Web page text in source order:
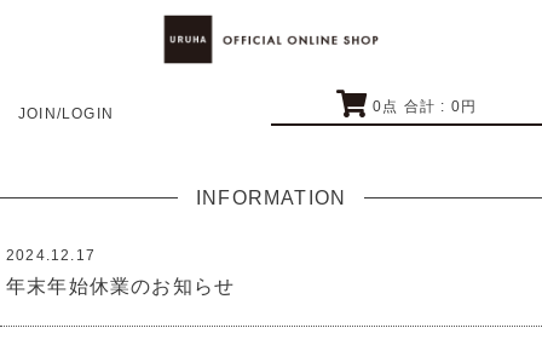
JOIN/LOGIN 0 点 合計 : 0円
INFORMATION
2024.12.17
年末年始休業のお知らせ